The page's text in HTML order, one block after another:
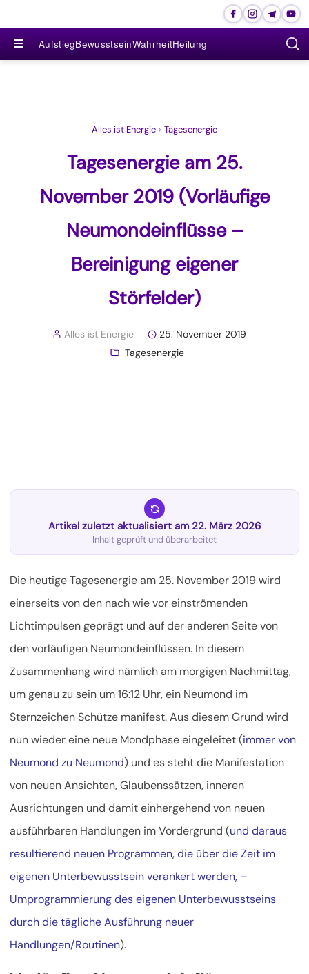
≡ AufstiegBewusstseinWahrheitHeilung
Alles ist Energie › Tagesenergie
Tagesenergie am 25.
November 2019 (Vorläufige
Neumondeinflüsse –
Bereinigung eigener
Störfelder)
Alles ist Energie
25. November 2019
Tagesenergie
Artikel zuletzt aktualisiert am 22. März 2026
Inhalt geprüft und überarbeitet
Die heutige Tagesenergie am 25. November 2019 wird
einerseits von den nach wie vor einströmenden
Lichtimpulsen geprägt und auf der anderen Seite von
den vorläufigen Neumondeinflüssen. In diesem
Zusammenhang wird nämlich am morgigen Nachmittag,
um genau zu sein um 16:12 Uhr, ein Neumond im
Sternzeichen Schütze manifest.Aus diesem Grund wird
nun wieder eine neue Mondphase eingeleitet (immer von
Neumond zu Neumond) und es steht die Manifestation
von neuen Ansichten, Glaubenssätzen, inneren
Ausrichtungen und damit einhergehend von neuen
ausführbaren Handlungen im Vordergrund (und daraus
resultierend neuen Programmen, die über die Zeit im
eigenen Unterbewusstsein verankert werden, –
Umprogrammierung des eigenen Unterbewusstseins
durch die tägliche Ausführung neuer
Handlungen/Routinen).